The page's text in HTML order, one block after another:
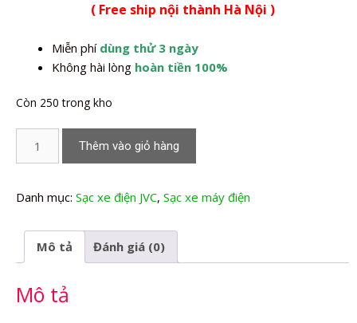
là:
tại
280.000,0₫.
( Free ship nội thành Hà Nội )
Miễn phí dùng thử 3 ngày
Không hài lòng hoàn tiền 100%
Còn 250 trong kho
điện
Eco
S600
số
Thêm vào giỏ hàng
Danh mục: Sạc xe điện JVC, Sạc xe máy điện
Mô tả Đánh giá (0)
Mô tả